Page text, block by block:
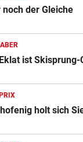
noch der Gleiche
ist Skisprung-
holt sich